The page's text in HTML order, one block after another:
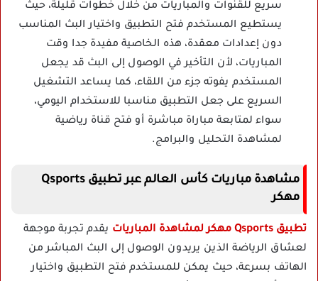
سريع للقنوات والمباريات من خلال خطوات قليلة، حيث
يستطيع المستخدم فتح التطبيق واختيار البث المناسب
دون إعدادات معقدة، هذه الخاصية مفيدة جدا وقت
المباريات، لأن التأخير في الوصول إلى البث قد يجعل
المستخدم يفوته جزء من اللقاء، كما يساعد التشغيل
السريع على جعل التطبيق مناسبا للاستخدام اليومي،
سواء لمتابعة مباراة مباشرة أو فتح قناة رياضية
لمشاهدة التحليل والبرامج.
مشاهدة مباريات كأس العالم عبر تطبيق Qsports
مهكر
تطبيق Qsports مهكر لمشاهدة المباريات
يقدم تجربة موجهة
لعشاق الرياضة الذين يريدون الوصول إلى البث المباشر من
الهاتف بسرعة، حيث يمكن للمستخدم فتح التطبيق واختيار